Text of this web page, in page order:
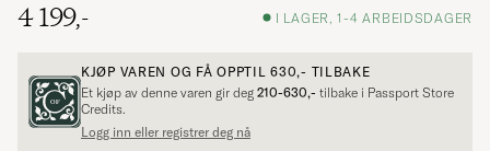
4 199,-
I LAGER, 1-4 ARBEIDSDAGER
KJØP VAREN OG FÅ OPPTIL630,- TILBAKE
Et kjøp av denne varen gir deg 210-630,- tilbake i Passport Store
Credits.
Logg inn eller registrer deg nå